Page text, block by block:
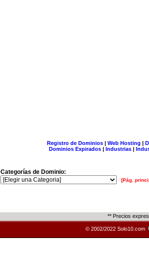
Registro de Dominios| Web Hosting |
Dominios Expirados | Industrias |
Categorías de Dominio:
[Pág.
** Precios
© 2002/2022 Solo10.com